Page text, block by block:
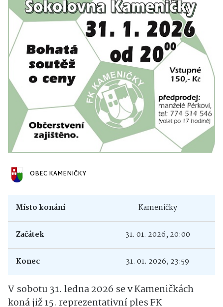
OBEC KAMENIČKY
Místo konání Kameničky
Začátek 31. 01. 2026, 20:00
Konec 31. 01. 2026, 23:59
V sobotu 31. ledna 2026 se v Kameničkách
koná již 15. reprezentativní ples FK